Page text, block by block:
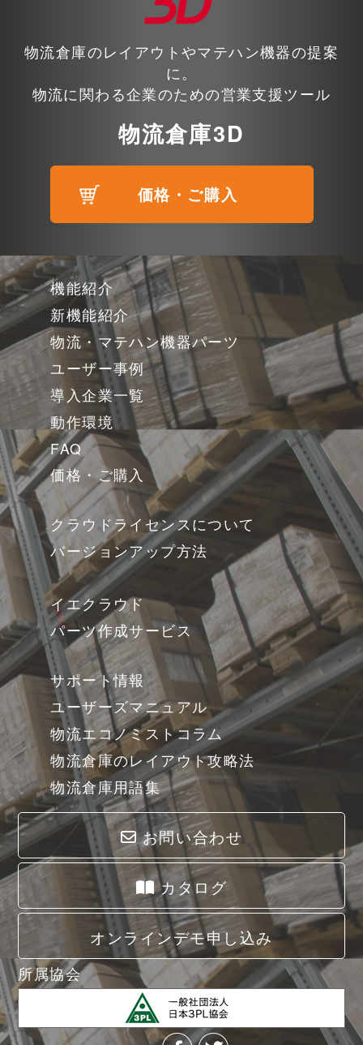
物流倉庫のレイアウトやマテハン機器の提案
に。
物流に関わる企業のための営業支援ツール
物流倉庫3D
価格・ご購入
機能紹介
新機能紹介
物流・マテハン機器パーツ
ユーザー事例
導入企業一覧
動作環境
FAQ
価格・ご購入
クラウドライセンスについて
バージョンアップ方法
イエクラウド
パーツ作成サービス
サポート情報
ユーザーズマニュアル
物流エコノミストコラム
物流倉庫のレイアウト攻略法
物流倉庫用語集
お問い合わせ
カタログ
オンラインデモ申し込み
所属協会